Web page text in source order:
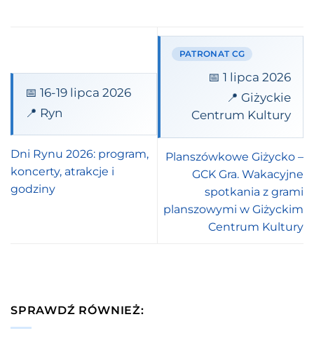
📅 16-19 lipca 2026
📍 Ryn
Dni Rynu 2026: program,
koncerty, atrakcje i
godziny
PATRONAT CG
📅 1 lipca 2026
📍 Giżyckie
Centrum Kultury
Planszówkowe Giżycko –
GCK Gra. Wakacyjne
spotkania z grami
planszowymi w Giżyckim
Centrum Kultury
SPRAWDŹ RÓWNIEŻ: